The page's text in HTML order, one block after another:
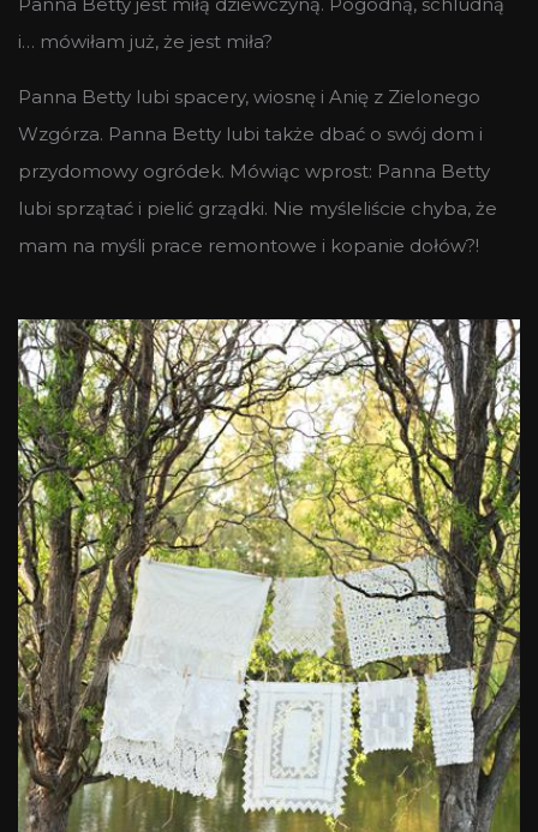
Panna Betty jest miłą dziewczyną. Pogodną, schludną
i… mówiłam już, że jest miła?
Panna Betty lubi spacery, wiosnę i Anię z Zielonego
Wzgórza. Panna Betty lubi także dbać o swój dom i
przydomowy ogródek. Mówiąc wprost: Panna Betty
lubi sprzątać i pielić grządki. Nie myśleliście chyba, że
mam na myśli prace remontowe i kopanie dołów?!